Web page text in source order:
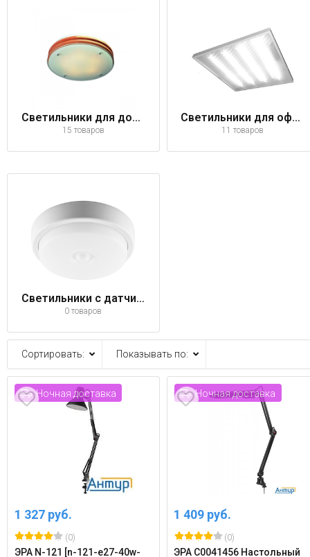
Светильники для дома
15 товаров
Светильники для офиса
11 товаров
Светильники с датчиком движения
0 товаров
Сортировать: Показывать по:
Ночная доставка
1 327 руб.
(0)
ЭРА N-121 [n-121-e27-40w-
Ночная доставка
1 409 руб.
(0)
ЭРА C0041456 Настольный